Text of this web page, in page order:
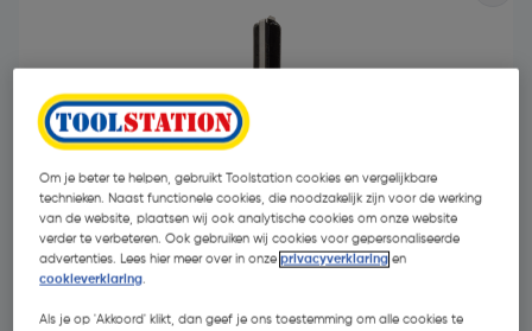
Om je beter te helpen, gebruikt Toolstation cookies en vergelijkbare
technieken. Naast functionele cookies, die noodzakelijk zijn voor de werking
van de website, plaatsen wij ook analytische cookies om onze website
verder te verbeteren. Ook gebruiken wij cookies voor gepersonaliseerde
advertenties. Lees hier meer over in onzeprivacyverklaring en
cookieverklaring.
Als je op 'Akkoord' klikt, dan geef je ons toestemming om alle cookies te